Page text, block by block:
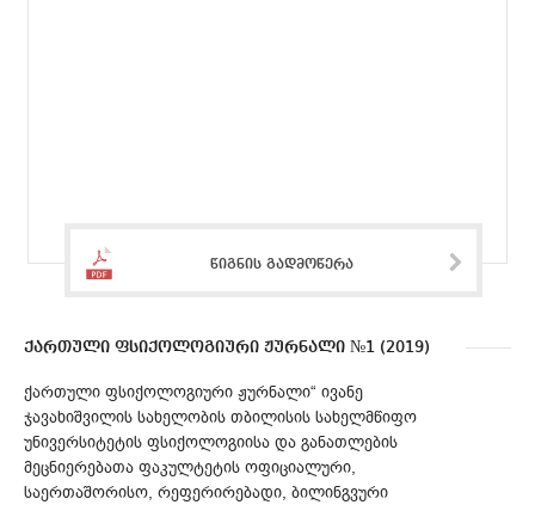
წიგნის გადმოწერა
ქართული ფსიქოლოგიური ჟურნალი №1 (2019)
ქართული ფსიქოლოგიური ჟურნალი“ ივანე
ჯავახიშვილის სახელობის თბილისის სახელმწიფო
უნივერსიტეტის ფსიქოლოგიისა და განათლების
მეცნიერებათა ფაკულტეტის ოფიციალური,
საერთაშორისო, რეფერირებადი, ბილინგვური